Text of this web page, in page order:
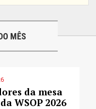
MÊS
da mesa
WSOP 2026